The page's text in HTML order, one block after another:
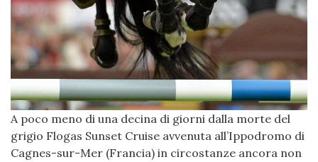
A poco meno di una decina di giorni dalla morte del
grigio Flogas Sunset Cruise avvenuta all’Ippodromo di
Cagnes-sur-Mer (Francia) in circostanze ancora non